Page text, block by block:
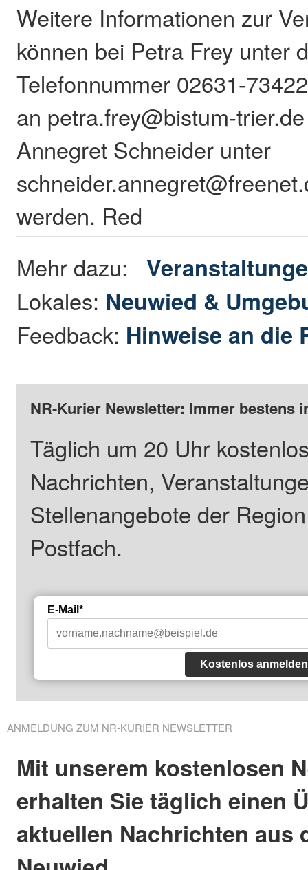
Weitere Informationen zur
können bei Petra Frey unter
Telefonnummer 02631-
an petra.frey@bistum-
Annegret Schneider unter
werden. Red
Mehr dazu:
Lokales: Neuwied &
Feedback: Hinweise an die
NR-Kurier Newsletter: Immer bestens
Täglich um 20 Uhr
Nachrichten,
Stellenangebote der
Postfach.
E-Mail*
Kostenlos anmelden
ANMELDUNG ZUM NR-KURIER NEWSLETTER
Mit unserem kostenlosen
erhalten Sie täglich einen
aktuellen Nachrichten aus